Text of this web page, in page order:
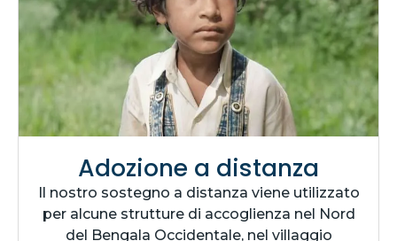
Adozione a distanza
Il nostro sostegno a distanza viene utilizzato
per alcune strutture di accoglienza nel Nord
del Bengala Occidentale, nel villaggio